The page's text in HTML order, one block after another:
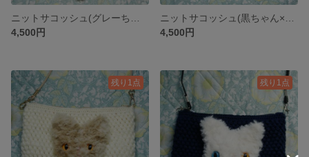
4,500円
4,500円
残り1点 残り1点